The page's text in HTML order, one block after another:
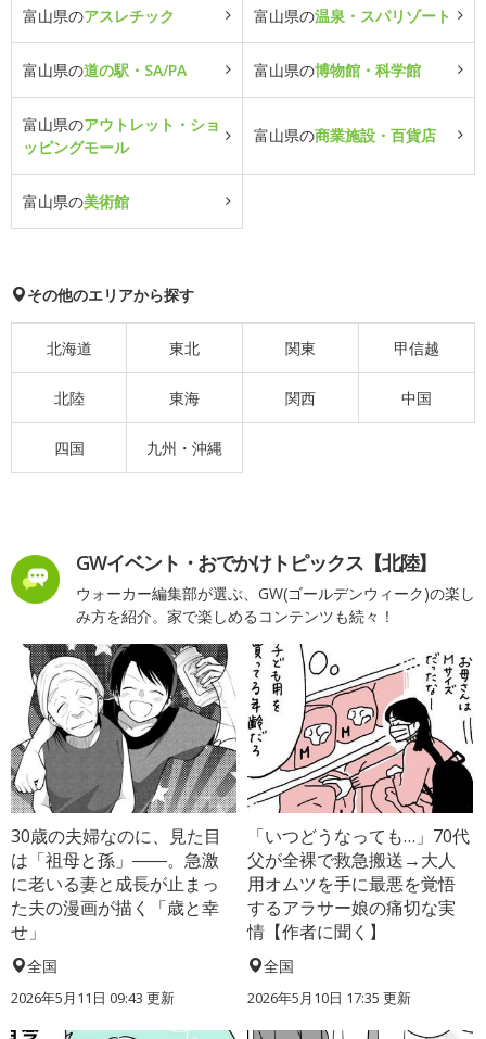
富山県のアスレチック 富山県の温泉・スパリゾート
富山県の道の駅・SA/PA 富山県の博物館・科学館
富山県のアウトレット・ショ
ッピングモール
富山県の商業施設・百貨店
富山県の美術館
その他のエリアから探す
北海道 東北 関東 甲信越
北陸 東海 関西 中国
四国 九州・沖縄
GWイベント・おでかけトピックス【北陸】
ウォーカー編集部が選ぶ、GW(ゴールデンウィーク)の楽し
み方を紹介。家で楽しめるコンテンツも続々！
30歳の夫婦なのに、見た目
は「祖母と孫」――。急激
に老いる妻と成長が止まっ
た夫の漫画が描く「歳と幸
せ」
全国
2026年5月11日 09:43 更新
「いつどうなっても…」70代
父が全裸で救急搬送→大人
用オムツを手に最悪を覚悟
するアラサー娘の痛切な実
情【作者に聞く】
全国
2026年5月10日 17:35 更新